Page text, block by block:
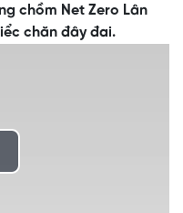
chồm Net Zero Lân
chăn đây đai.